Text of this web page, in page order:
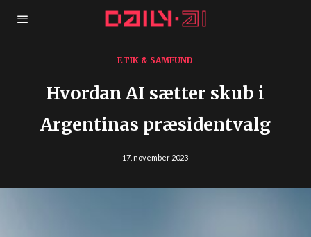
ETIK & SAMFUND
Hvordan AI sætter skub i
Argentinas præsidentvalg
17. november 2023